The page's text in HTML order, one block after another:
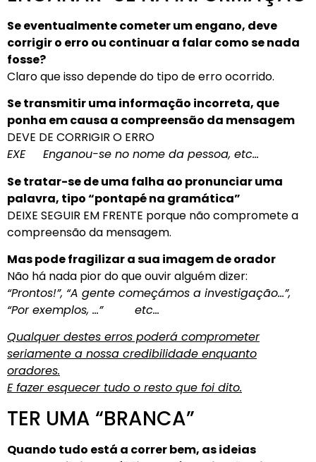
Se eventualmente cometer um engano, deve
corrigir o erro ou continuar a falar como se nada
fosse?
Claro que isso depende do tipo de erro ocorrido.
Se transmitir uma informação incorreta, que
ponha em causa a compreensão da mensagem
DEVE DE CORRIGIR O ERRO
EXE Enganou-se no nome da pessoa, etc…
Se tratar-se de uma falha ao pronunciar uma
palavra, tipo “pontapé na gramática”
DEIXE SEGUIR EM FRENTE porque não compromete a
compreensão da mensagem.
Mas pode fragilizar a sua imagem de orador
Não há nada pior do que ouvir alguém dizer:
“Prontos!”, “A gente começámos a investigação…”,
“Por exemplos, …” etc…
Qualquer destes erros poderá comprometer
seriamente a nossa credibilidade enquanto
oradores.
E fazer esquecer tudo o resto que foi dito.
TER UMA “BRANCA”
Quando tudo está a correr bem, as ideias